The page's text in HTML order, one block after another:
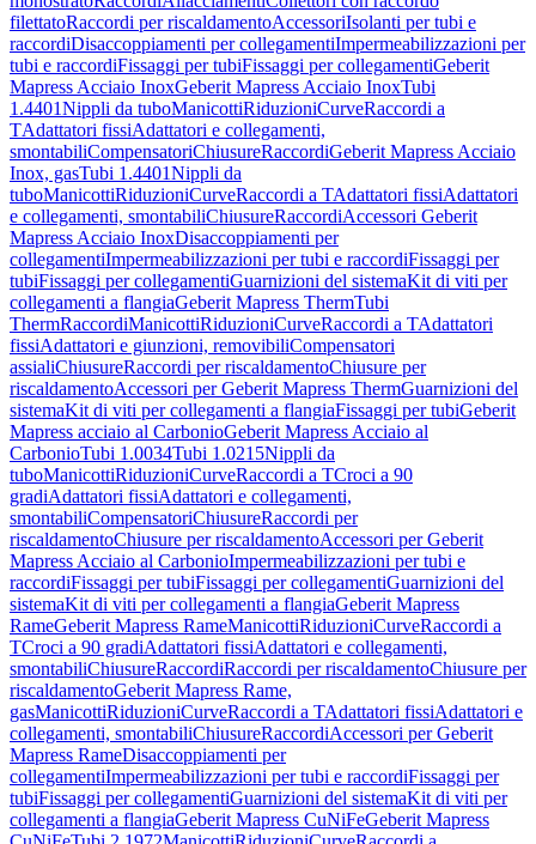
filettatoRaccordi per riscaldamentoAccessoriIsolanti per tubi e
raccordiDisaccoppiamenti per collegamentiImpermeabilizzazioni per
tubi e raccordiFissaggi per tubiFissaggi per collegamentiGeberit
Mapress Acciaio InoxGeberit Mapress Acciaio InoxTubi
1.4401Nippli da tuboManicottiRiduzioniCurveRaccordi a
TAdattatori fissiAdattatori e collegamenti,
smontabiliCompensatoriChiusureRaccordiGeberit Mapress Acciaio
Inox, gasTubi 1.4401Nippli da
tuboManicottiRiduzioniCurveRaccordi a TAdattatori fissiAdattatori
e collegamenti, smontabiliChiusureRaccordiAccessori Geberit
Mapress Acciaio InoxDisaccoppiamenti per
collegamentiImpermeabilizzazioni per tubi e raccordiFissaggi per
tubiFissaggi per collegamentiGuarnizioni del sistemaKit di viti per
collegamenti a flangiaGeberit Mapress ThermTubi
ThermRaccordiManicottiRiduzioniCurveRaccordi a TAdattatori
fissiAdattatori e giunzioni, removibiliCompensatori
assialiChiusureRaccordi per riscaldamentoChiusure per
riscaldamentoAccessori per Geberit Mapress ThermGuarnizioni del
sistemaKit di viti per collegamenti a flangiaFissaggi per tubiGeberit
Mapress acciaio al CarbonioGeberit Mapress Acciaio al
CarbonioTubi 1.0034Tubi 1.0215Nippli da
tuboManicottiRiduzioniCurveRaccordi a TCroci a 90
gradiAdattatori fissiAdattatori e collegamenti,
smontabiliCompensatoriChiusureRaccordi per
riscaldamentoChiusure per riscaldamentoAccessori per Geberit
Mapress Acciaio al CarbonioImpermeabilizzazioni per tubi e
raccordiFissaggi per tubiFissaggi per collegamentiGuarnizioni del
sistemaKit di viti per collegamenti a flangiaGeberit Mapress
RameGeberit Mapress RameManicottiRiduzioniCurveRaccordi a
TCroci a 90 gradiAdattatori fissiAdattatori e collegamenti,
smontabiliChiusureRaccordiRaccordi per riscaldamentoChiusure per
riscaldamentoGeberit Mapress Rame,
gasManicottiRiduzioniCurveRaccordi a TAdattatori fissiAdattatori e
collegamenti, smontabiliChiusureRaccordiAccessori per Geberit
Mapress RameDisaccoppiamenti per
collegamentiImpermeabilizzazioni per tubi e raccordiFissaggi per
tubiFissaggi per collegamentiGuarnizioni del sistemaKit di viti per
collegamenti a flangiaGeberit Mapress CuNiFeGeberit Mapress